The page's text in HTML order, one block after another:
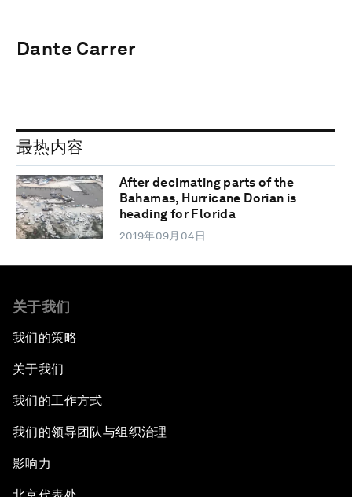
Dante Carrer
最热内容
After decimating parts of the
Bahamas, Hurricane Dorian is
heading for Florida
2019年09月04日
关于我们
我们的策略
关于我们
我们的工作方式
我们的领导团队与组织治理
影响力